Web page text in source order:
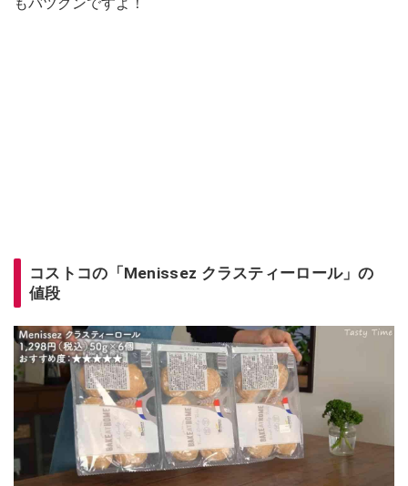
コストコの「Menissez クラスティーロール」の
値段